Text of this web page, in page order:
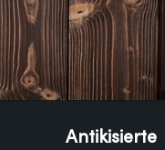
Antikisierte